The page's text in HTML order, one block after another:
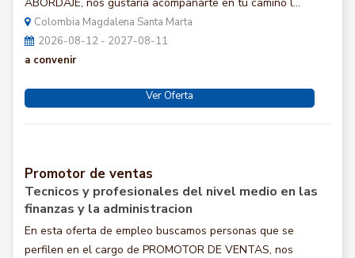
Colombia Magdalena Santa Marta
2026-08-12 - 2027-08-11
a convenir
Ver Oferta
Promotor de ventas
Tecnicos y profesionales del nivel medio en las
finanzas y la administracion
En esta oferta de empleo buscamos personas que se
perfilen en el cargo de PROMOTOR DE VENTAS, nos